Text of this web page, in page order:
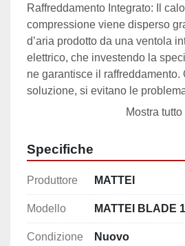
Raffreddamento Integrato: Il
compressione viene disperso
d’aria prodotto da una ventola
elettrico, che investendo la
ne garantisce il raffreddamento.
soluzione, si evitano le
intasamento legati al mal
aria-olio a tre stadi consente di
qualità superiore e con
e innovativo sistema
condizioni di sottoutilizzo, la
nell’olio dell’umidità contenuta
Mostra tutto
Specifiche
Produttore MATTEI
Modello MATTEI BLADE
Condizione Nuovo